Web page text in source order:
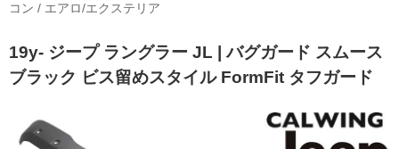
コン / エアロ/エクステリア
19y- ジープ ラングラー JL | バグガード スムース
ブラック ビス留めスタイル FormFit タフガード